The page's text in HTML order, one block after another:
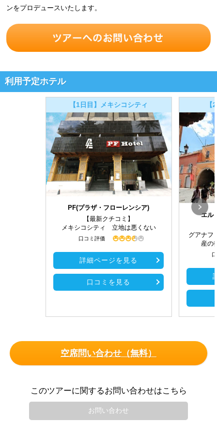
ンをプロデュースいたします。
利用予定ホテル
【1日目】メキシコシティ
PF(プラザ・フローレンシア)
【最新クチコミ】
メキシコシティ 立地は悪くない
口コミ評価
詳細ページを見る
口コミを見る
エル
グアナフ
産の
空席問い合わせ（無料）
このツアーに関するお問い合わせはこちら
お問い合わせ